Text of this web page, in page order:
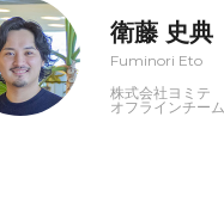
衛藤 史典
Fuminori Eto
株式会社ヨミテ
オフラインチーム